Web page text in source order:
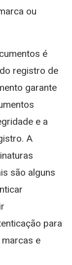
ou
é
registro de
garante
e a
A
são alguns
para
e